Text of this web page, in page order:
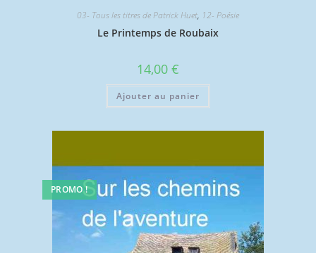
03- Tous les titres de Patrick Huet, 12- Poésie
Le Printemps de Roubaix
14,00 €
Ajouter au panier
PROMO !